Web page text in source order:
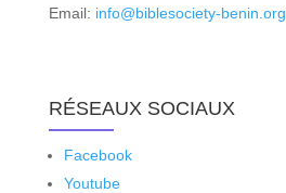
Email: info@biblesociety-benin.org
RÉSEAUX SOCIAUX
Facebook
Youtube